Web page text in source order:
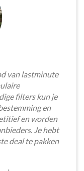
van lastminute
filters kun je
en
en worden
Je hebt
deal te pakken